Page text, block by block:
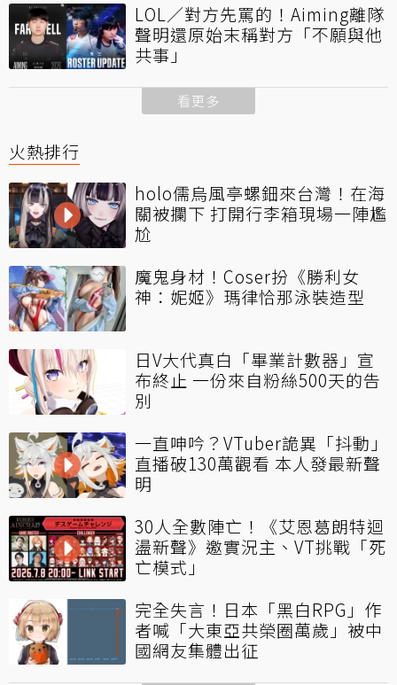
LOL／對方先罵的！Aiming離隊
聲明還原始末稱對方「不願與他
共事」
看更多
火熱排行
holo儒烏風亭螺鈿來台灣！在海
關被攔下 打開行李箱現場一陣尷
尬
魔鬼身材！Coser扮《勝利女
神：妮姬》瑪律恰那泳裝造型
日V大代真白「畢業計數器」宣
布終止 一份來自粉絲500天的告
別
一直呻吟？VTuber詭異「抖動」
直播破130萬觀看 本人發最新聲
明
30人全數陣亡！《艾恩葛朗特迴
盪新聲》邀實況主、VT挑戰「死
亡模式」
完全失言！日本「黑白RPG」作
者喊「大東亞共榮圈萬歲」被中
國網友集體出征